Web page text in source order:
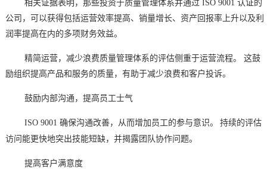
相关证据表明，那些投资于质量管理体系并通过 ISO 9001 认证的
公司，可以获得包括运营效率提高、销量增长、资产回报率上升以及利
润率提高在内的多项财务效益。
精简运营，减少浪费质量管理体系的评估侧重于运营流程。
这鼓
励组织提高产品和服务的质量，有助于减少浪费和客户投诉。
鼓励内部沟通，提高员工士气
ISO 9001 确保沟通改善，从而增加员工的参与意识。
持续的评估
访问能更快地突出技能短缺，并揭露团队协作问题。
提高客户满意度